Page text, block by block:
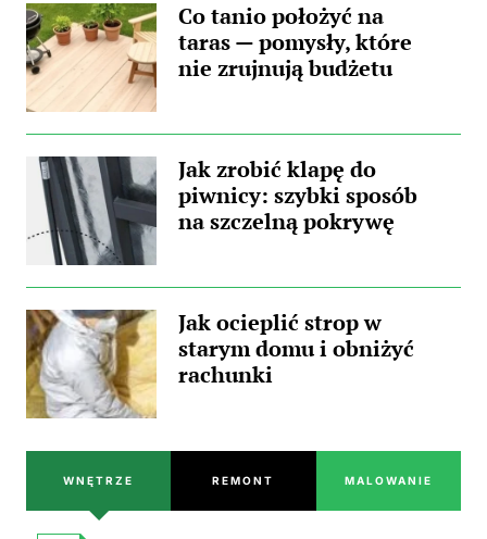
Co tanio położyć na
taras — pomysły, które
nie zrujnują budżetu
Jak zrobić klapę do
piwnicy: szybki sposób
na szczelną pokrywę
Jak ocieplić strop w
starym domu i obniżyć
rachunki
WNĘTRZE REMONT MALOWANIE